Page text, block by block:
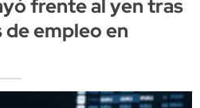
frente al yen tras
empleo en